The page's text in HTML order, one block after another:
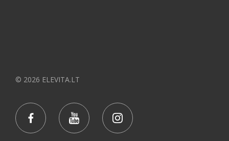
© 2026 ELEVITA.LT